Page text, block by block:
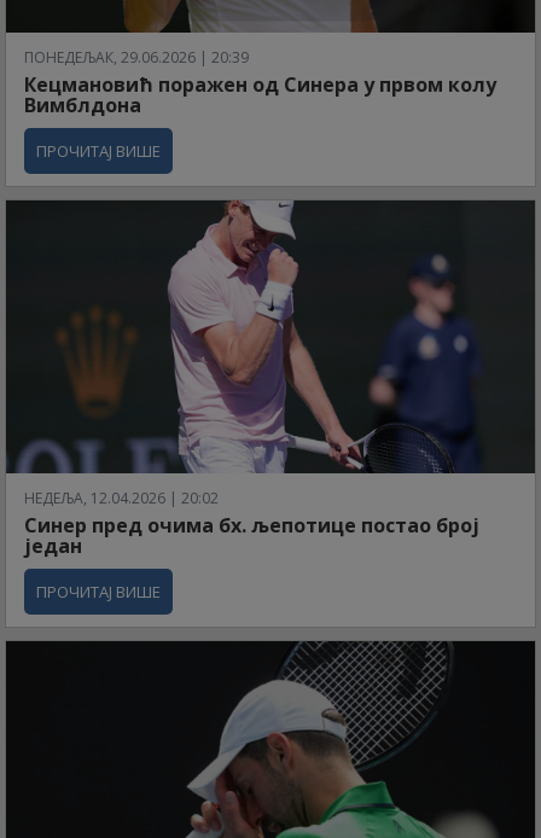
ПОНЕДЕЉАК, 29.06.2026 | 20:39
Кецмановић поражен од Синера у првом колу
Вимблдона
ПРОЧИТАЈ ВИШЕ
НЕДЕЉА, 12.04.2026 | 20:02
Синер пред очима бх. љепотице постао број
један
ПРОЧИТАЈ ВИШЕ